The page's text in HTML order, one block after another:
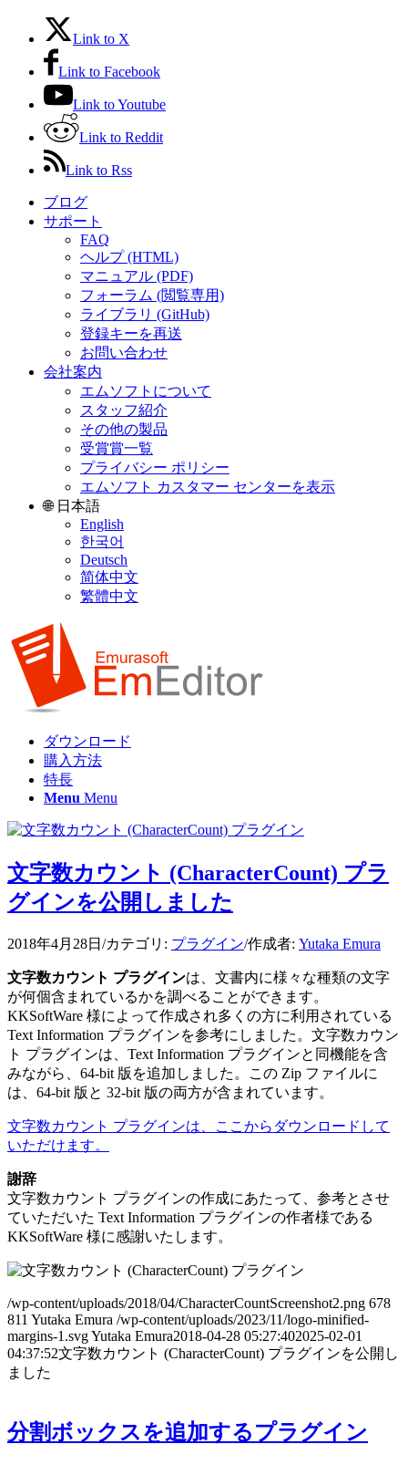
Link to X
Link to Facebook
Link to Youtube
Link to Reddit
Link to Rss
ブログ
サポート
FAQ
ヘルプ (HTML)
マニュアル (PDF)
フォーラム (閲覧専用)
ライブラリ (GitHub)
登録キーを再送
お問い合わせ
会社案内
エムソフトについて
スタッフ紹介
その他の製品
受賞賞一覧
プライバシー ポリシー
エムソフト カスタマー センターを表示
🌐 日本語
English
한국어
Deutsch
简体中文
繁體中文
ダウンロード
購入方法
特長
Menu Menu
文字数カウント (CharacterCount) プラ
グインを公開しました
2018年4月28日 /カテゴリ: プラグイン/作成者: Yutaka Emura
文字数カウント プラグインは、文書内に様々な種類の文字
が何個含まれているかを調べることができます。
KKSoftWare 様によって作成され多くの方に利用されている
Text Information プラグインを参考にしました。文字数カウン
ト プラグインは、Text Information プラグインと同機能を含
みながら、64-bit 版を追加しました。この Zip ファイルに
は、64-bit 版と 32-bit 版の両方が含まれています。
文字数カウント プラグインは、ここからダウンロードして
いただけます。
謝辞
文字数カウント プラグインの作成にあたって、参考とさせ
ていただいた Text Information プラグインの作者様である
KKSoftWare 様に感謝いたします。
/wp-content/uploads/2018/04/CharacterCountScreenshot2.png 678
811 Yutaka Emura /wp-content/uploads/2023/11/logo-minified-
margins-1.svgYutaka Emura2018-04-28 05:27:402025-02-01
04:37:52文字数カウント (CharacterCount) プラグインを公開し
ました
分割ボックスを追加するプラグイン